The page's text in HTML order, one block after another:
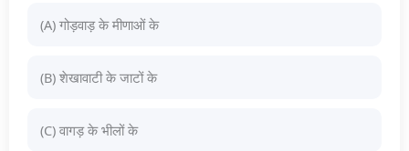
(A) गोड़वाड़ के मीणाओं के
(B) शेखावाटी के जाटों के
(C) वागड़ के भीलों के